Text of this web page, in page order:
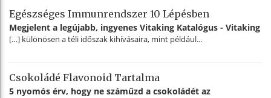
Egészséges Immunrendszer 10 Lépésben
Megjelent a legújabb, ingyenes Vitaking Katalógus - Vitaking
[…] különösen a téli időszak kihívásaira, mint például...
Csokoládé Flavonoid Tartalma
5 nyomós érv, hogy ne száműzd a csokoládét az